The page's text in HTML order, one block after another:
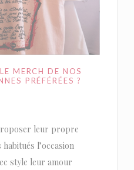
MERCH DE NOS
PRÉFÉRÉES ?
leur propre
l’occasion
style leur amour